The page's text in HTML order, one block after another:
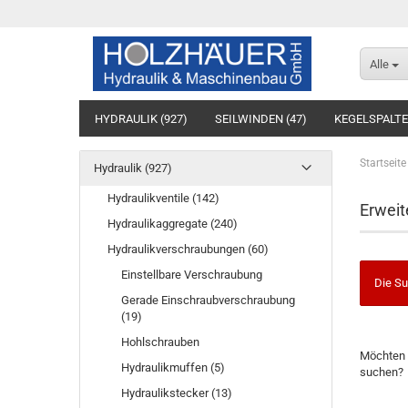
Alle
HYDRAULIK (927) SEILWINDEN (47)
SÄGEWERKTECHNIK (7)
Startseite
Die
Möchten
suchen?
Hydraulik (927)
Hydraulikventile (142)
Hydraulikaggregate (240)
Hydraulikverschraubungen (60)
Einstellbare Verschraubung
Gerade Einschraubverschraubung
(19)
Hohlschrauben
Hydraulikmuffen (5)
Hydraulikstecker (13)